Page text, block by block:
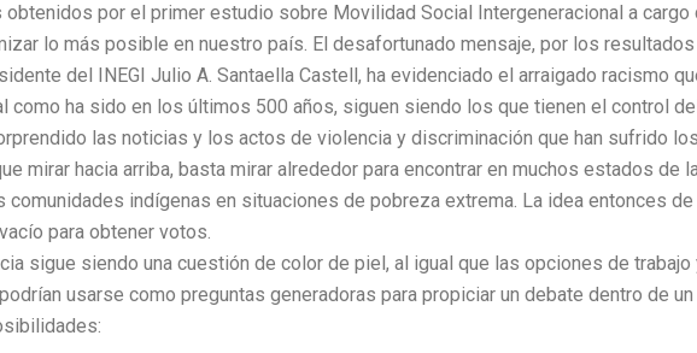
por el primer estudio sobre Movilidad Social Intergeneracional a cargo
lo más posible en nuestro país. El desafortunado mensaje, por los
del INEGI Julio A. Santaella Castell, ha evidenciado el arraigado racismo
como ha sido en los últimos 500 años, siguen siendo los que tienen el control
las noticias y los actos de violencia y discriminación que han sufrido
mirar hacia arriba, basta mirar alrededor para encontrar en muchos estados de
indígenas en situaciones de pobreza extrema. La idea entonces
para obtener votos.
sigue siendo una cuestión de color de piel, al igual que las opciones de
usarse como preguntas generadoras para propiciar un debate dentro de